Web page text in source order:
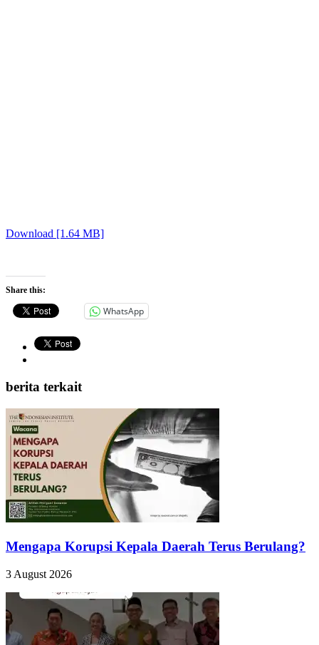
Download [1.64 MB]
Share this:
WhatsApp
berita terkait
Mengapa Korupsi Kepala Daerah Terus Berulang?
3 August 2026